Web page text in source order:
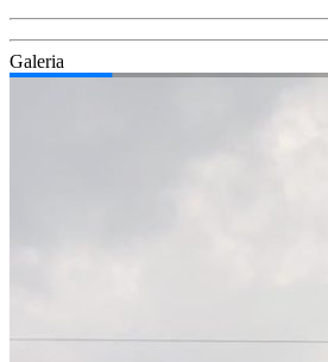
Gale­ria